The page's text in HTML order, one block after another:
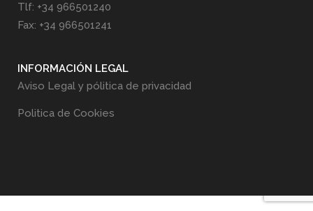
Tlf: +34 966501240
Fax: +34 966501241
INFORMACIÓN LEGAL
Aviso Legal y pólitica de privacidad
Politica de Cookies